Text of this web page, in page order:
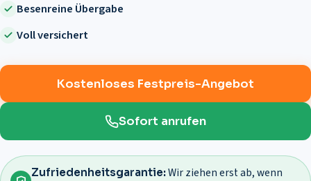
Besenreine Übergabe
Voll versichert
Kostenloses Festpreis-Angebot
Sofort anrufen
Zufriedenheitsgarantie:Wir ziehen erst ab, wenn